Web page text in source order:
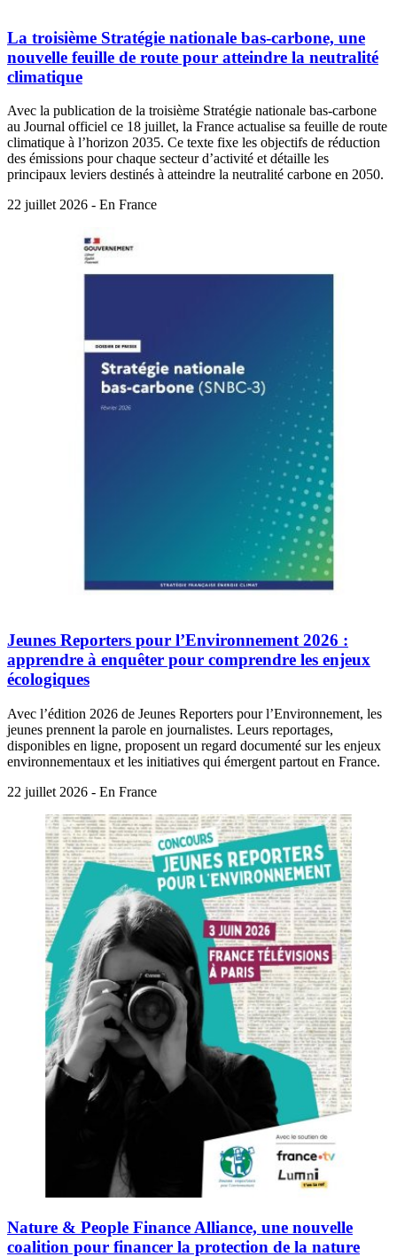
La troisième Stratégie nationale bas-carbone, une
nouvelle feuille de route pour atteindre la neutralité
climatique
Avec la publication de la troisième Stratégie nationale bas-carbone
au Journal officiel ce 18 juillet, la France actualise sa feuille de route
climatique à l’horizon 2035. Ce texte fixe les objectifs de réduction
des émissions pour chaque secteur d’activité et détaille les
principaux leviers destinés à atteindre la neutralité carbone en 2050.
22 juillet 2026 - En France
Jeunes Reporters pour l’Environnement 2026 :
apprendre à enquêter pour comprendre les enjeux
écologiques
Avec l’édition 2026 de Jeunes Reporters pour l’Environnement, les
jeunes prennent la parole en journalistes. Leurs reportages,
disponibles en ligne, proposent un regard documenté sur les enjeux
environnementaux et les initiatives qui émergent partout en France.
22 juillet 2026 - En France
Nature & People Finance Alliance, une nouvelle
coalition pour financer la protection de la nature